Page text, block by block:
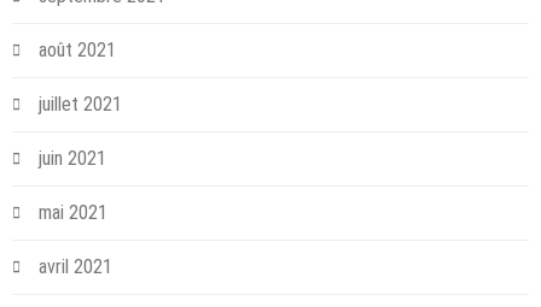
août 2021
juillet 2021
juin 2021
mai 2021
avril 2021